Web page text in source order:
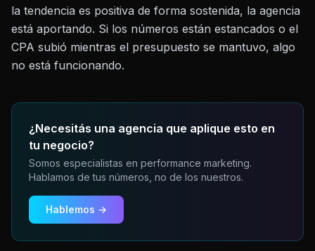
la tendencia es positiva de forma sostenida, la agencia
está aportando. Si los números están estancados o el
CPA subió mientras el presupuesto se mantuvo, algo
no está funcionando.
¿Necesitás una agencia que aplique esto en
tu negocio?
Somos especialistas en performance marketing.
Hablamos de tus números, no de los nuestros.
Hablemos →